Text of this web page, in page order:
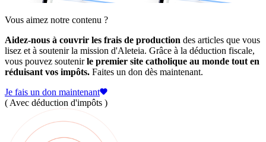
Vous aimez notre contenu ?
Aidez-nous à couvrir les frais de production des articles que vous
lisez et à soutenir la mission d'Aleteia. Grâce à la déduction fiscale,
vous pouvez soutenirle premier site catholique au monde tout en
réduisant vos impôts. Faites un don dès maintenant.
Je fais un don maintenant
( Avec déduction d'impôts )